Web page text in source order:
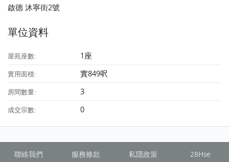
啟德 沐寧街2號
單位資料
屋苑座數: 1座
實用面積: 實849呎
房間數量: 3
成交宗數: 0
聯絡我們 服務條款 私隱政策 28Hse